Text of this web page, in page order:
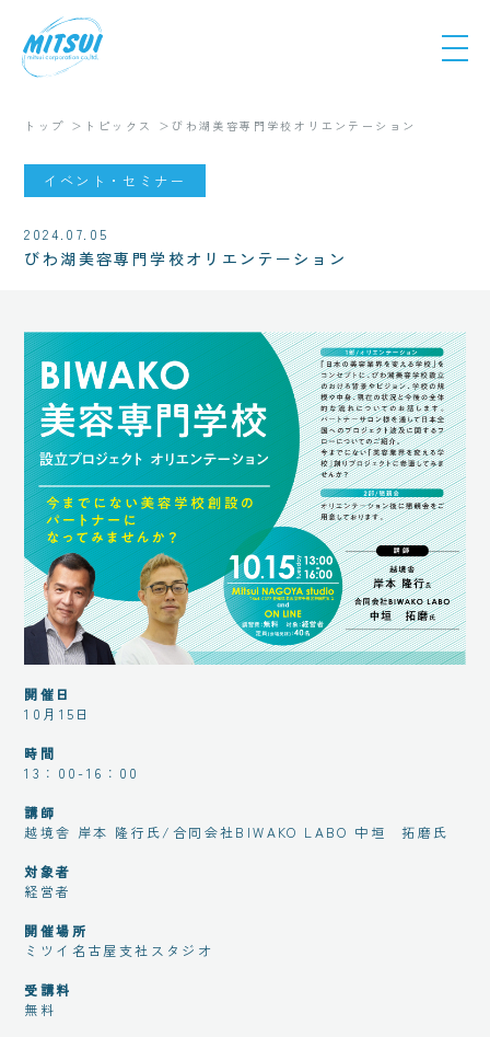
トップ トピックス びわ湖美容専門学校オリエンテーション
イベント・セミナー
2024.07.05
びわ湖美容専門学校オリエンテーション
開催日
10月15日
時間
13：00-16：00
講師
越境舎 岸本 隆行氏/合同会社BIWAKO LABO 中垣 拓磨氏
対象者
経営者
開催場所
ミツイ名古屋支社スタジオ
受講料
無料